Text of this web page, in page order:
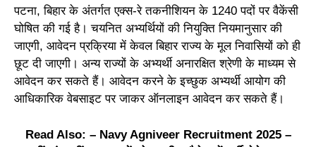
पटना, बिहार के अंतर्गत एक्स-रे तकनीशियन के 1240 पदों पर वैकेंसी
घोषित की गई है। चयनित अभ्यर्थियों की नियुक्ति नियमानुसार की
जाएगी, आवेदन प्रक्रिया में केवल बिहार राज्य के मूल निवासियों को ही
छूट दी जाएगी। अन्य राज्यों के अभ्यर्थी अनारक्षित श्रेणी के माध्यम से
आवेदन कर सकते हैं। आवेदन करने के इच्छुक अभ्यर्थी आयोग की
आधिकारिक वेबसाइट पर जाकर ऑनलाइन आवेदन कर सकते हैं।
Read Also: – Navy Agniveer Recruitment 2025 –